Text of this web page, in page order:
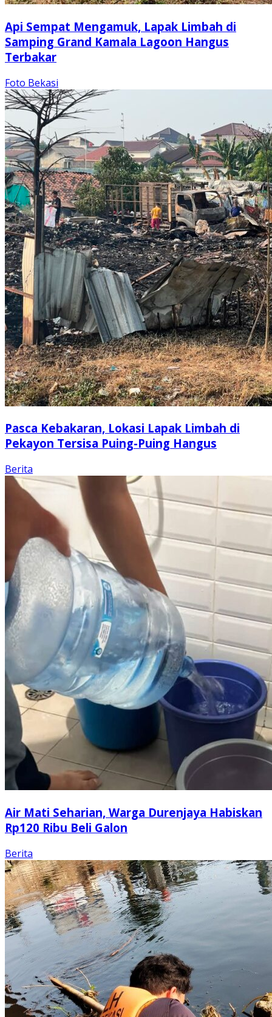
Api Sempat Mengamuk, Lapak Limbah di
Samping Grand Kamala Lagoon Hangus
Terbakar
Foto Bekasi
Pasca Kebakaran, Lokasi Lapak Limbah di
Pekayon Tersisa Puing-Puing Hangus
Berita
Air Mati Seharian, Warga Durenjaya Habiskan
Rp120 Ribu Beli Galon
Berita